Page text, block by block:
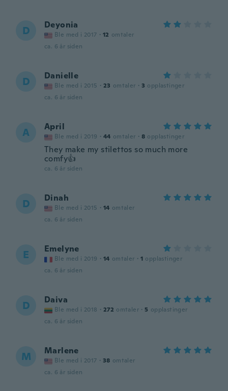
D Deyonia
Ble med i 2017 · 12 omtaler
ca. 6 år siden
D Danielle
Ble med i 2015 · 23 omtaler · 3 opplastinger
ca. 6 år siden
A April
Ble med i 2019 · 44 omtaler · 8 opplastinger
They make my stilettos so much more
comfy👍
ca. 6 år siden
D Dinah
Ble med i 2015 · 14 omtaler
ca. 6 år siden
E Emelyne
Ble med i 2019 · 14 omtaler · 1 opplastinger
ca. 6 år siden
D Daiva
Ble med i 2018 · 272 omtaler · 5 opplastinger
ca. 6 år siden
M Marlene
Ble med i 2017 · 38 omtaler
ca. 6 år siden